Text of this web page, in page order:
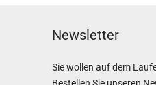
Newsletter
Sie wollen auf dem